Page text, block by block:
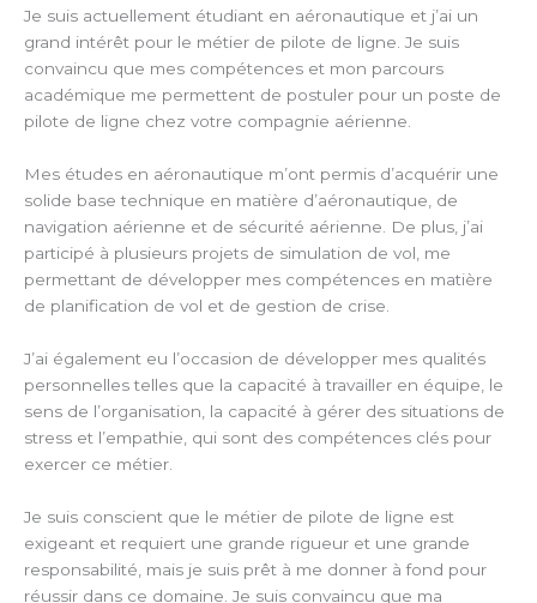
Je suis actuellement étudiant en aéronautique et j’ai un
grand intérêt pour le métier de pilote de ligne. Je suis
convaincu que mes compétences et mon parcours
académique me permettent de postuler pour un poste de
pilote de ligne chez votre compagnie aérienne.
Mes études en aéronautique m’ont permis d’acquérir une
solide base technique en matière d’aéronautique, de
navigation aérienne et de sécurité aérienne. De plus, j’ai
participé à plusieurs projets de simulation de vol, me
permettant de développer mes compétences en matière
de planification de vol et de gestion de crise.
J’ai également eu l’occasion de développer mes qualités
personnelles telles que la capacité à travailler en équipe, le
sens de l’organisation, la capacité à gérer des situations de
stress et l’empathie, qui sont des compétences clés pour
exercer ce métier.
Je suis conscient que le métier de pilote de ligne est
exigeant et requiert une grande rigueur et une grande
responsabilité, mais je suis prêt à me donner à fond pour
réussir dans ce domaine. Je suis convaincu que ma